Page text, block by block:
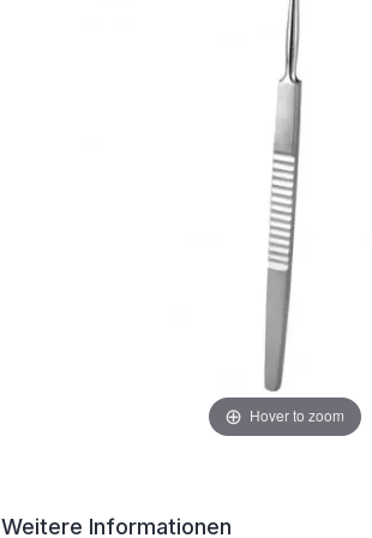
Hover to zoom
Weitere Informationen